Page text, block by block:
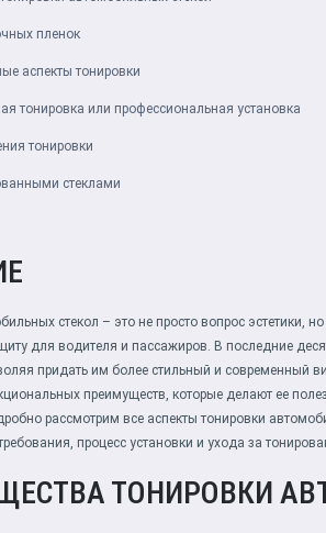
пленок
аспекты тонировки
тонировка или профессиональная установка
тонировки
стеклами
стекол – это не просто вопрос эстетики,
для водителя и пассажиров. В последние
придать им более стильный и современный
преимуществ, которые делают ее
рассмотрим все аспекты тонировки
процесс установки и ухода за
ТОНИРОВКИ